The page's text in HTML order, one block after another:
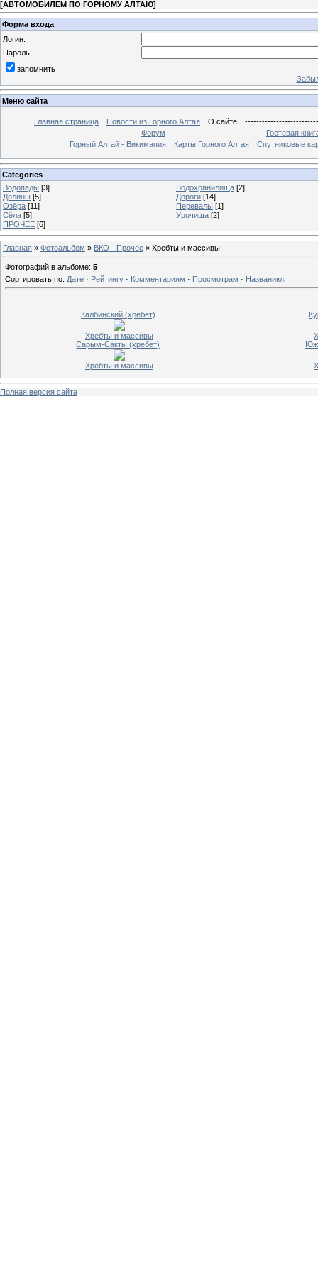
[АВТОМОБИЛЕМ ПО ГОРНОМУ АЛТАЮ]
Форма входа
Логин:
Пароль:
запомнить
Меню сайта
Главная страница Новости из Горного Алтая О сайте
------------------------------
Форум ------------------------------
Гостевая
Горный Алтай - Викимапия
Карты Горного Алтая Спутниковые
Categories
Водопады [3] Водохранилища [2]
Долины [5] Дороги [14]
Озёра [11] Перевалы [1]
Сёла [5] Урочища [2]
ПРОЧЕЕ [6]
Главная » Фотоальбом » ВКО - Прочее » Хребты и массивы
Фотографий в альбоме: 5
Сортировать по: Дате · Рейтингу · Комментариям · Просмотрам · Названию
Калбинский (хребет)
Хребты и массивы
Сарым-Сакты (хребет)
Хребты и массивы
Полная версия сайта